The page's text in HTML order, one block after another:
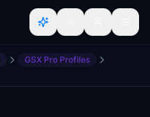
GSX Pro Profiles